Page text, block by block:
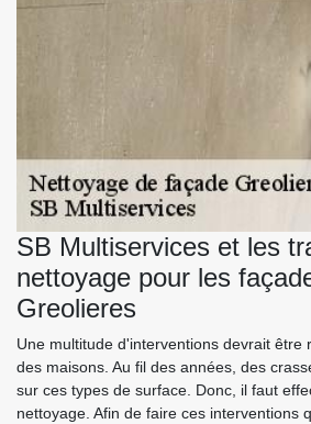
SB Multiservices et les
nettoyage pour les
Greolieres
Une multitude d'interventions devrait être
des maisons. Au fil des années, des
sur ces types de surface. Donc, il faut
nettoyage. Afin de faire ces interventions